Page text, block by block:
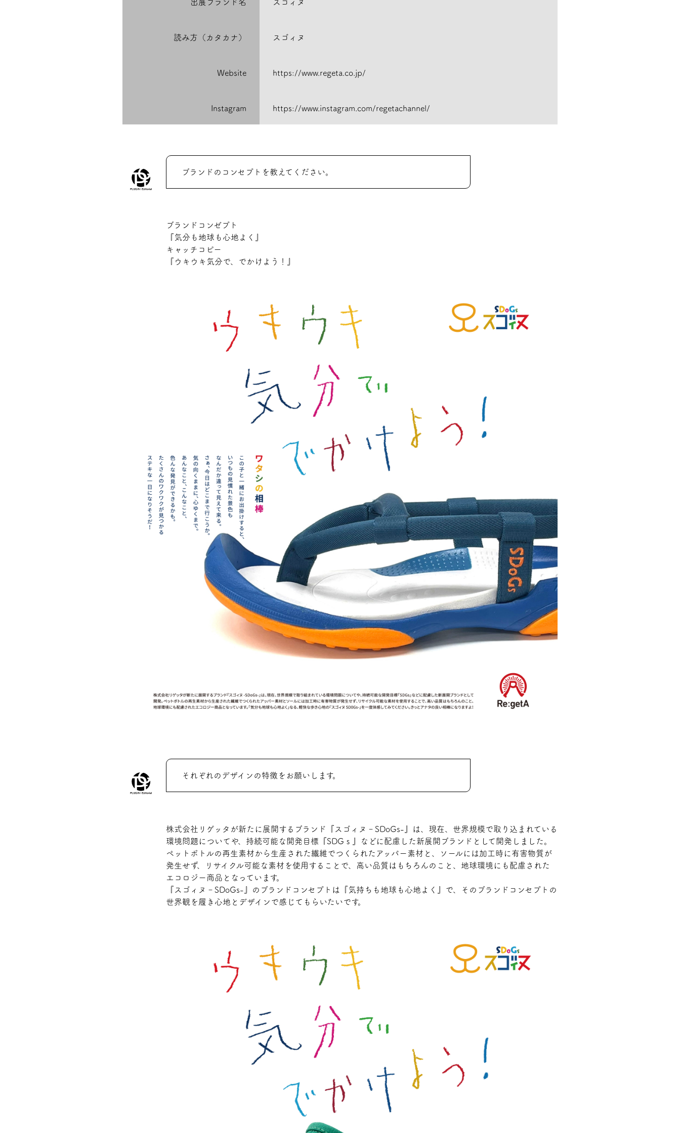
出展ブランド名 スゴィヌ
読み方（カタカナ） スゴィヌ
Website https://www.regeta.co.jp/
Instagram https://www.instagram.com/regetachannel/
ブランドのコンセプトを教えてください。
ブランドコンゼプト
『気分も地球も心地よく』
キャッチコピー
『ウキウキ気分で、でかけよう！』
それぞれのデザインの特徴をお願いします。
株式会社リゲッタが新たに展開するブランド『スゴィヌ‐SDoGs-』は、現在、世界規模で取り込まれている
環境問題についてや、持続可能な開発目標『SDGｓ』などに配慮した新展開ブランドとして開発しました。
ペットボトルの再生素材から生産された繊維でつくられたアッパー素材と、ソールには加工時に有害物質が
発生せず、リサイクル可能な素材を使用することで、高い品質はもちろんのこと、地球環境にも配慮された
エコロジー商品となっています。
『スゴィヌ‐SDoGs-』のブランドコンセプトは『気持ちも地球も心地よく』で、そのブランドコンセプトの
世界観を履き心地とデザインで感じてもらいたいです。